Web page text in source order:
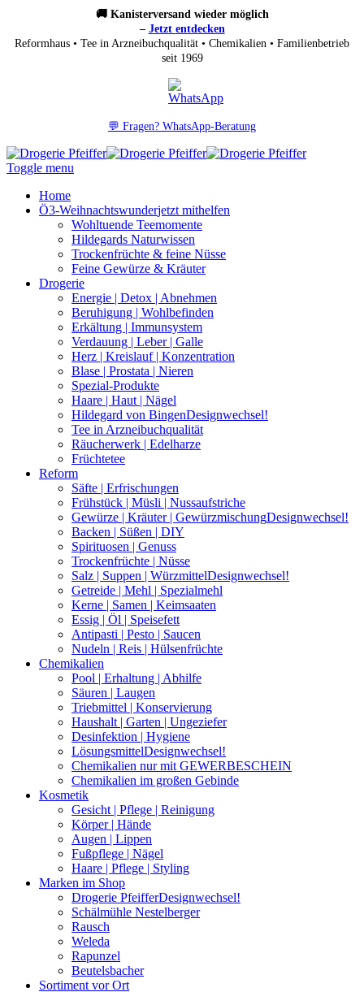
🚚 Kanisterversand wieder möglich
– Jetzt entdecken
Reformhaus • Tee in Arzneibuchqualität • Chemikalien • Familienbetrieb
seit 1969
💬 Fragen? WhatsApp-Beratung
Toggle menu
Home
Ö3-Weihnachtswunderjetzt mithelfen
Wohltuende Teemomente
Hildegards Naturwissen
Trockenfrüchte & feine Nüsse
Feine Gewürze & Kräuter
Drogerie
Energie | Detox | Abnehmen
Beruhigung | Wohlbefinden
Erkältung | Immunsystem
Verdauung | Leber | Galle
Herz | Kreislauf | Konzentration
Blase | Prostata | Nieren
Spezial-Produkte
Haare | Haut | Nägel
Hildegard von BingenDesignwechsel!
Tee in Arzneibuchqualität
Räucherwerk | Edelharze
Früchtetee
Reform
Säfte | Erfrischungen
Frühstück | Müsli | Nussaufstriche
Gewürze | Kräuter | GewürzmischungDesignwechsel!
Backen | Süßen | DIY
Spirituosen | Genuss
Trockenfrüchte | Nüsse
Salz | Suppen | WürzmittelDesignwechsel!
Getreide | Mehl | Spezialmehl
Kerne | Samen | Keimsaaten
Essig | Öl | Speisefett
Antipasti | Pesto | Saucen
Nudeln | Reis | Hülsenfrüchte
Chemikalien
Pool | Erhaltung | Abhilfe
Säuren | Laugen
Triebmittel | Konservierung
Haushalt | Garten | Ungeziefer
Desinfektion | Hygiene
LösungsmittelDesignwechsel!
Chemikalien nur mit GEWERBESCHEIN
Chemikalien im großen Gebinde
Kosmetik
Gesicht | Pflege | Reinigung
Körper | Hände
Augen | Lippen
Fußpflege | Nägel
Haare | Pflege | Styling
Marken im Shop
Drogerie PfeifferDesignwechsel!
Schälmühle Nestelberger
Rausch
Weleda
Rapunzel
Beutelsbacher
Sortiment vor Ort